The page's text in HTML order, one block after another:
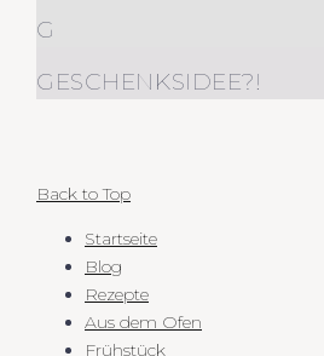
G
GESCHENKSIDEE?!
Back to Top
Startseite
Blog
Rezepte
Aus dem Ofen
Frühstück